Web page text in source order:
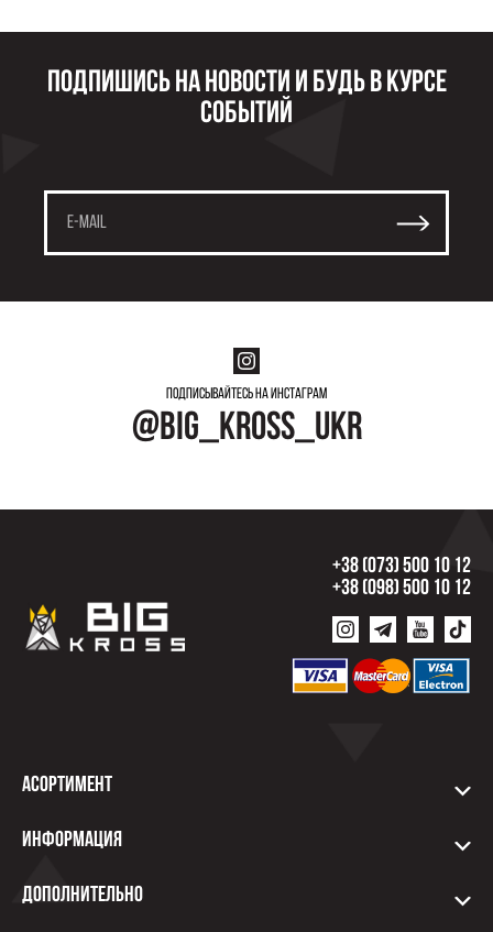
Подпишись на новости и будь в курсе
событий
Подписывайтесь на инстаграм
@big_kross_ukr
+38 (073) 500 10 12
+38 (098) 500 10 12
Асортимент
Информация
Дополнительно